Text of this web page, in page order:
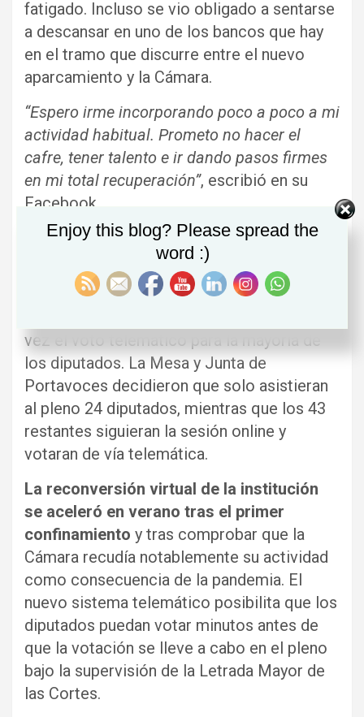
fatigado. Incluso se vio obligado a sentarse
a descansar en uno de los bancos que hay
en el tramo que discurre entre el nuevo
aparcamiento y la Cámara.
“Espero irme incorporando poco a poco a mi
actividad habitual. Prometo no hacer el
cafre, tener talento e ir dando pasos firmes
en mi total recuperación”, escribió en su
Facebook.
Voto telemático para todos
El día que Sergio Ortiz regresó a la
actividad parlamentaria, las Cortes de
vez el voto telemático para la mayoría de
los diputados. La Mesa y Junta de
Portavoces decidieron que solo asistieran
al pleno 24 diputados, mientras que los 43
restantes siguieran la sesión online y
votaran de vía telemática.
La reconversión virtual de la institución
se aceleró en verano tras el primer
confinamiento y tras comprobar que la
Cámara recudía notablemente su actividad
como consecuencia de la pandemia. El
nuevo sistema telemático posibilita que los
diputados puedan votar minutos antes de
que la votación se lleve a cabo en el pleno
bajo la supervisión de la Letrada Mayor de
las Cortes.
Enjoy this blog? Please spread the
word :)